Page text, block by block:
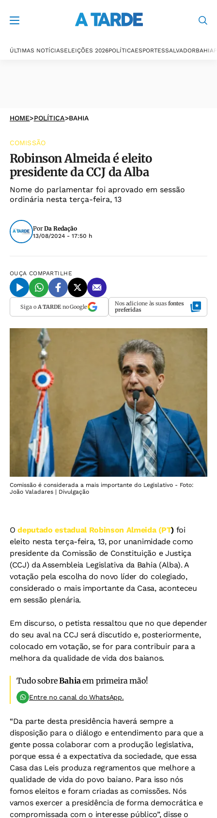
ÚLTIMAS NOTÍCIASELEIÇÕES 2026POLÍTICAESPORTESSALVADORBAHIA
HOME>POLÍTICA>BAHIA
COMISSÃO
Robinson Almeida é eleito
presidente da CCJ da Alba
Nome do parlamentar foi aprovado em sessão
ordinária nesta terça-feira, 13
Por Da Redação
13/08/2024 - 17:50 h
OUÇA COMPARTILHE
Siga o A TARDEno Google Nos adicione às suas fontes
preferidas
Comissão é considerada a mais importante do Legislativo - Foto:
João Valadares | Divulgação
Odeputado estadual Robinson Almeida (PT) foi
eleito nesta terça-feira, 13, por unanimidade como
presidente da Comissão de Constituição e Justiça
(CCJ) da Assembleia Legislativa da Bahia (Alba). A
votação pela escolha do novo líder do colegiado,
considerado o mais importante da Casa, aconteceu
em sessão plenária.
Em discurso, o petista ressaltou que no que depender
do seu aval na CCJ será discutido e, posteriormente,
colocado em votação, se for para contribuir para a
melhora da qualidade de vida dos baianos.
Tudo sobreBahiaem primeira mão!
Entre no canal do WhatsApp.
“Da parte desta presidência haverá sempre a
disposição para o diálogo e entendimento para que a
gente possa colaborar com a produção legislativa,
porque essa é a expectativa da sociedade, que essa
Casa das Leis produza regramentos que melhore a
qualidade de vida do povo baiano. Para isso nós
fomos eleitos e foram criadas as comissões. Nós
vamos exercer a presidência de forma democrática e
compromissada com o interesse público”, disse o